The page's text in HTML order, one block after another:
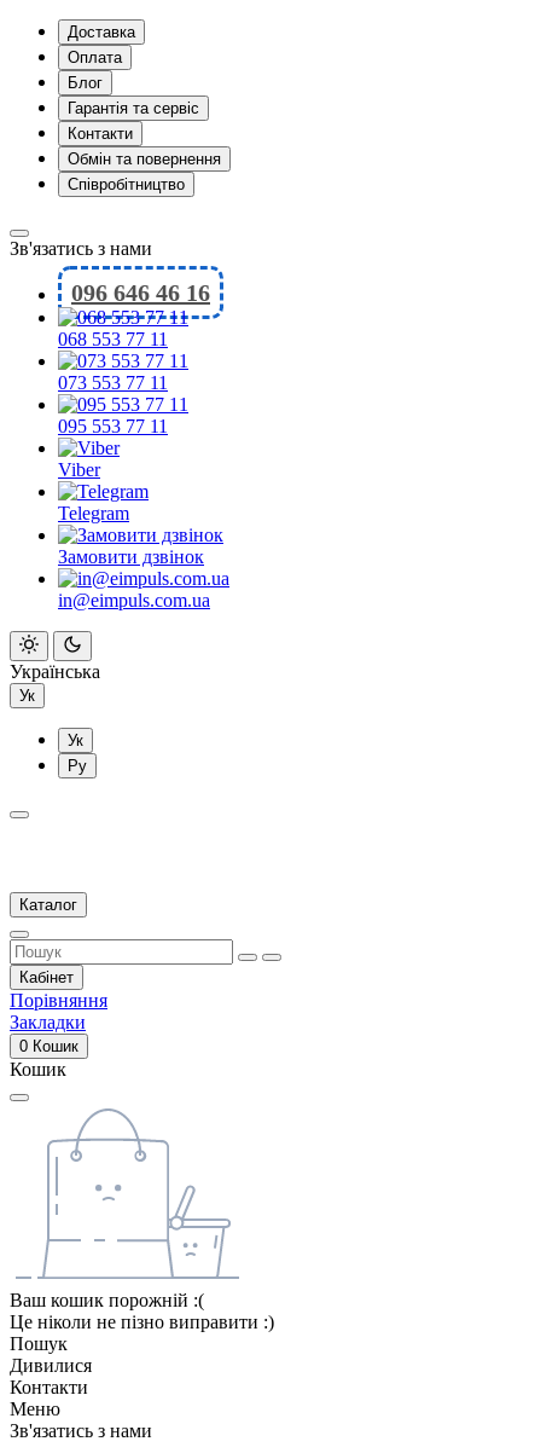
Доставка
Оплата
Блог
Гарантія та сервіс
Контакти
Обмін та повернення
Співробітництво
Зв'язатись з нами
096 646 46 16
068 553 77 11
073 553 77 11
095 553 77 11
Viber
Telegram
Замовити дзвінок
in@eimpuls.com.ua
Українська
Ук
Ук
Ру
Каталог
Кабінет
Порівняння
Закладки
0 Кошик
Кошик
Ваш кошик порожній :(
Це ніколи не пізно виправити :)
Пошук
Дивилися
Контакти
Меню
Зв'язатись з нами